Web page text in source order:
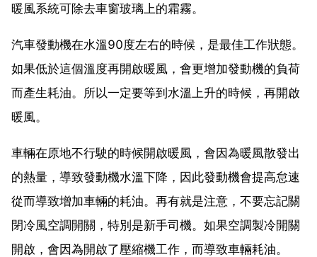
暖風系統可除去車窗玻璃上的霜霧。
汽車發動機在水溫90度左右的時候，是最佳工作狀態。
如果低於這個溫度再開啟暖風，會更增加發動機的負荷
而產生耗油。所以一定要等到水溫上升的時候，再開啟
暖風。
車輛在原地不行駛的時候開啟暖風，會因為暖風散發出
的熱量，導致發動機水溫下降，因此發動機會提高怠速
從而導致增加車輛的耗油。再有就是注意，不要忘記關
閉冷風空調開關，特別是新手司機。如果空調製冷開關
開啟，會因為開啟了壓縮機工作，而導致車輛耗油。